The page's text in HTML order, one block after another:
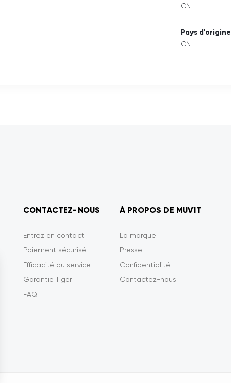
CN
Pays d'origine
CN
CONTACTEZ-NOUS
Entrez en contact
Paiement sécurisé
Efficacité du service
Garantie Tiger
FAQ
À PROPOS DE MUVIT
La marque
Presse
Confidentialité
Contactez-nous